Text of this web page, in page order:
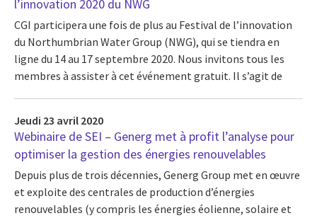
l’innovation 2020 du NWG
CGI participera une fois de plus au Festival de l’innovation
du Northumbrian Water Group (NWG), qui se tiendra en
ligne du 14 au 17 septembre 2020. Nous invitons tous les
membres à assister à cet événement gratuit. Il s’agit de
Jeudi 23 avril 2020
Webinaire de SEI – Generg met à profit l’analyse pour
optimiser la gestion des énergies renouvelables
Depuis plus de trois décennies, Generg Group met en œuvre
et exploite des centrales de production d’énergies
renouvelables (y compris les énergies éolienne, solaire et